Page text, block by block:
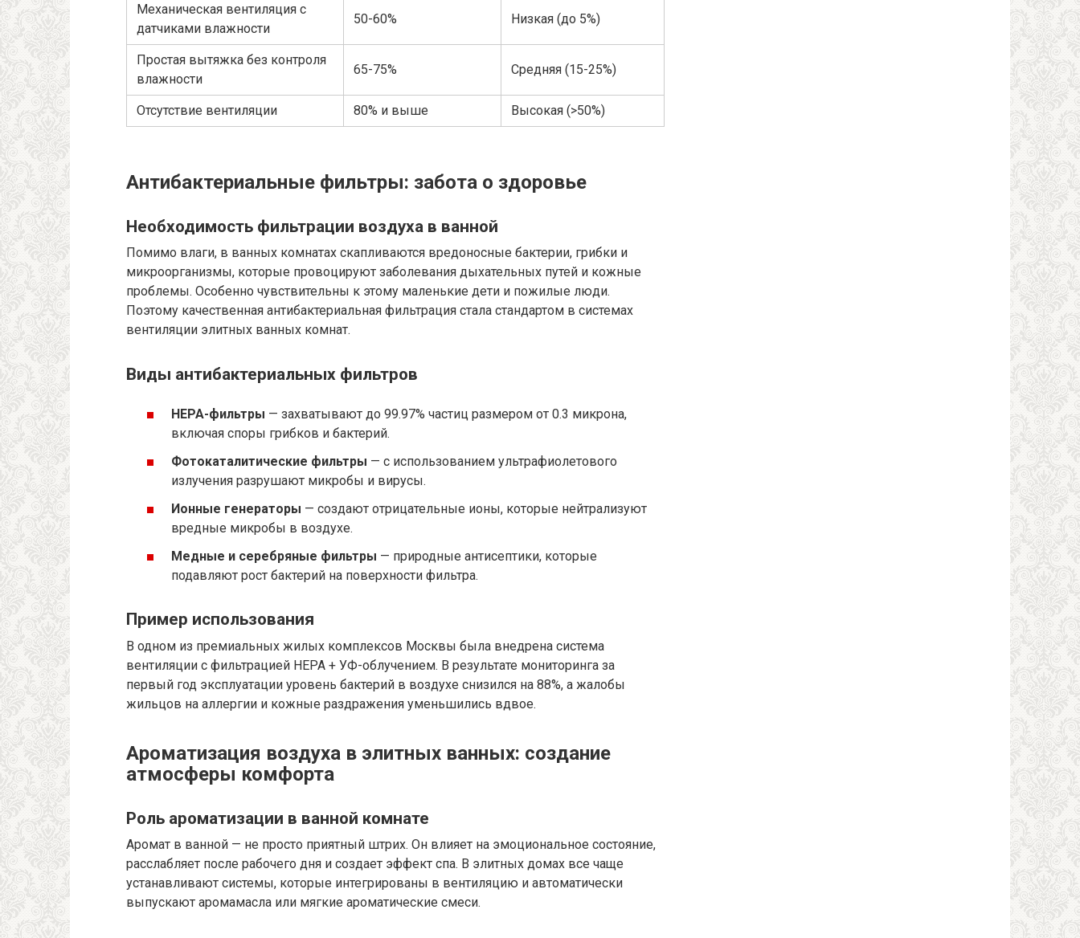
Механическая вентиляция с
датчиками влажности
50-60% Низкая (до 5%)
Простая вытяжка без контроля
влажности
65-75% Средняя (15-25%)
Отсутствие вентиляции 80% и выше Высокая (>50%)
Антибактериальные фильтры: забота о здоровье
Необходимость фильтрации воздуха в ванной
Помимо влаги, в ванных комнатах скапливаются вредоносные бактерии, грибки и
микроорганизмы, которые провоцируют заболевания дыхательных путей и кожные
проблемы. Особенно чувствительны к этому маленькие дети и пожилые люди.
Поэтому качественная антибактериальная фильтрация стала стандартом в системах
вентиляции элитных ванных комнат.
Виды антибактериальных фильтров
HEPA-фильтры — захватывают до 99.97% частиц размером от 0.3 микрона,
включая споры грибков и бактерий.
Фотокаталитические фильтры — с использованием ультрафиолетового
излучения разрушают микробы и вирусы.
Ионные генераторы — создают отрицательные ионы, которые нейтрализуют
вредные микробы в воздухе.
Медные и серебряные фильтры — природные антисептики, которые
подавляют рост бактерий на поверхности фильтра.
Пример использования
В одном из премиальных жилых комплексов Москвы была внедрена система
вентиляции с фильтрацией HEPA + УФ-облучением. В результате мониторинга за
первый год эксплуатации уровень бактерий в воздухе снизился на 88%, а жалобы
жильцов на аллергии и кожные раздражения уменьшились вдвое.
Ароматизация воздуха в элитных ванных: создание
атмосферы комфорта
Роль ароматизации в ванной комнате
Аромат в ванной — не просто приятный штрих. Он влияет на эмоциональное состояние,
расслабляет после рабочего дня и создает эффект спа. В элитных домах все чаще
устанавливают системы, которые интегрированы в вентиляцию и автоматически
выпускают аромамасла или мягкие ароматические смеси.